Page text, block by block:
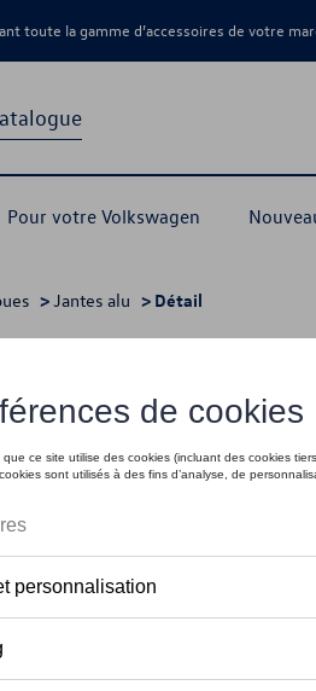
toute la gamme d’accessoires de votre
Pour votre Volkswagen
>Jantes alu > Détail
Suzuka, Dark